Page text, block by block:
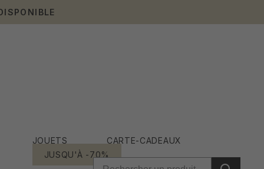
JOUETS
CARTE-CADEAUX
JUSQU'À -70%